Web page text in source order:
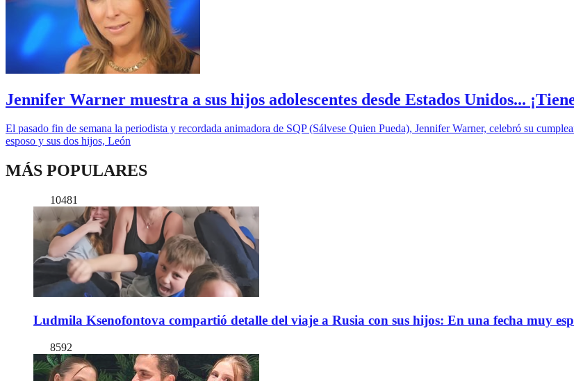
Jennifer Warner muestra a sus hijos adolescentes desde Estados Unidos...
El pasado fin de semana la periodista y recordada animadora de SQP (Sálvese Quien Pueda), Jennifer Warner, celebró su
esposo y sus dos hijos, León
MÁS POPULARES
10481
Ludmila Ksenofontova compartió detalle del viaje a Rusia con sus hijos: En una fecha muy
8592